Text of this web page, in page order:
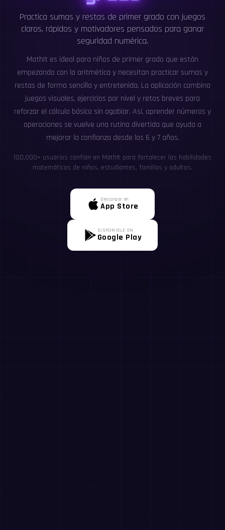
Practica sumas y restas de primer grado con juegos
claros, rápidos y motivadores pensados para ganar
seguridad numérica.
MathIt es ideal para niños de primer grado que están
empezando con la aritmética y necesitan practicar sumas y
restas de forma sencilla y entretenida. La aplicación combina
juegos visuales, ejercicios por nivel y retos breves para
reforzar el cálculo básico sin agobiar. Así, aprender números y
operaciones se vuelve una rutina divertida que ayuda a
mejorar la confianza desde los 6 y 7 años.
100,000+ usuarios confían en MathIt para fortalecer las habilidades
matemáticas de niños, estudiantes, familias y adultos.
Descargar en
App Store
DISPONIBLE EN
Google Play